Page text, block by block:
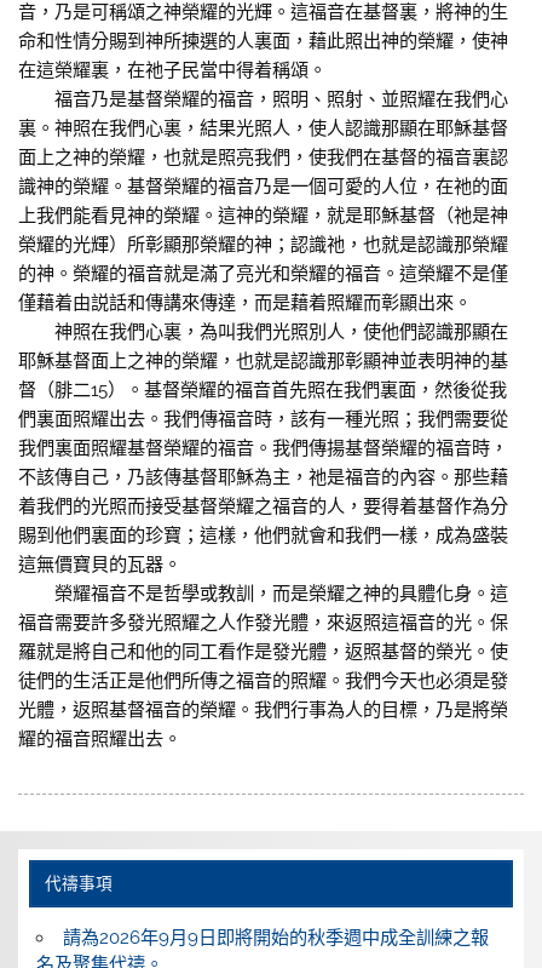
音，乃是可稱頌之神榮耀的光輝。這福音在基督裏，將神的生
命和性情分賜到神所揀選的人裏面，藉此照出神的榮耀，使神
在這榮耀裏，在祂子民當中得着稱頌。
福音乃是基督榮耀的福音，照明、照射、並照耀在我們心
裏。神照在我們心裏，結果光照人，使人認識那顯在耶穌基督
面上之神的榮耀，也就是照亮我們，使我們在基督的福音裏認
識神的榮耀。基督榮耀的福音乃是一個可愛的人位，在祂的面
上我們能看見神的榮耀。這神的榮耀，就是耶穌基督（祂是神
榮耀的光輝）所彰顯那榮耀的神；認識祂，也就是認識那榮耀
的神。榮耀的福音就是滿了亮光和榮耀的福音。這榮耀不是僅
僅藉着由説話和傳講來傳達，而是藉着照耀而彰顯出來。
神照在我們心裏，為叫我們光照別人，使他們認識那顯在
耶穌基督面上之神的榮耀，也就是認識那彰顯神並表明神的基
督（腓二15）。基督榮耀的福音首先照在我們裏面，然後從我
們裏面照耀出去。我們傳福音時，該有一種光照；我們需要從
我們裏面照耀基督榮耀的福音。我們傳揚基督榮耀的福音時，
不該傳自己，乃該傳基督耶穌為主，祂是福音的內容。那些藉
着我們的光照而接受基督榮耀之福音的人，要得着基督作為分
賜到他們裏面的珍寶；這樣，他們就會和我們一樣，成為盛裝
這無價寶貝的瓦器。
榮耀福音不是哲學或教訓，而是榮耀之神的具體化身。這
福音需要許多發光照耀之人作發光體，來返照這福音的光。保
羅就是將自己和他的同工看作是發光體，返照基督的榮光。使
徒們的生活正是他們所傳之福音的照耀。我們今天也必須是發
光體，返照基督福音的榮耀。我們行事為人的目標，乃是將榮
耀的福音照耀出去。
代禱事項
請為2026年9月9日即將開始的秋季週中成全訓練之報